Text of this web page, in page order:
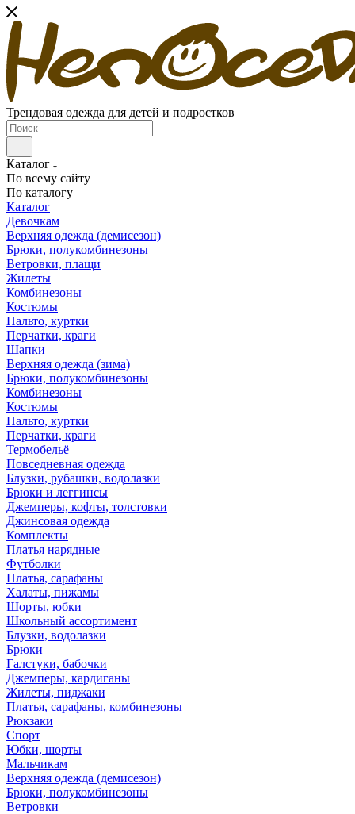
Трендовая одежда для детей и подростков
Каталог
По всему сайту
По каталогу
Каталог
Девочкам
Верхняя одежда (демисезон)
Брюки, полукомбинезоны
Ветровки, плащи
Жилеты
Комбинезоны
Костюмы
Пальто, куртки
Перчатки, краги
Шапки
Верхняя одежда (зима)
Брюки, полукомбинезоны
Комбинезоны
Костюмы
Пальто, куртки
Перчатки, краги
Термобельё
Повседневная одежда
Блузки, рубашки, водолазки
Брюки и леггинсы
Джемперы, кофты, толстовки
Джинсовая одежда
Комплекты
Платья нарядные
Футболки
Платья, сарафаны
Халаты, пижамы
Шорты, юбки
Школьный ассортимент
Блузки, водолазки
Брюки
Галстуки, бабочки
Джемперы, кардиганы
Жилеты, пиджаки
Платья, сарафаны, комбинезоны
Рюкзаки
Спорт
Юбки, шорты
Мальчикам
Верхняя одежда (демисезон)
Брюки, полукомбинезоны
Ветровки